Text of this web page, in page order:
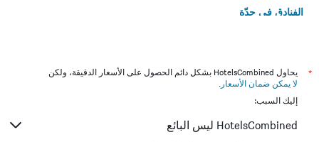
الفنادق في جدّة
*
يحاول HotelsCombined بشكل دائم الحصول على الأسعار الدقيقة، ولكن
لا يمكن ضمان الأسعار .
إليك السبب:
HotelsCombined ليس البائع